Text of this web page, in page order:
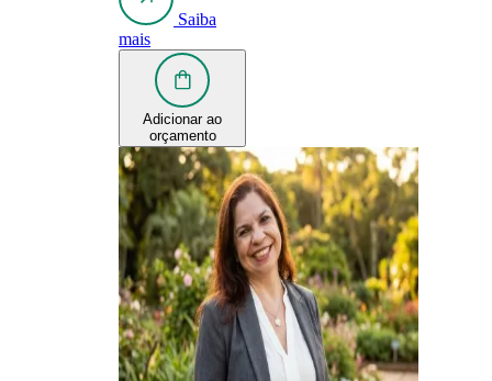
Saiba
mais
Adicionar ao
orçamento